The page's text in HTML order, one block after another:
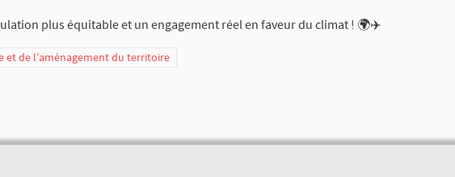
plus équitable et un engagement réel en faveur du climat ! 🌍✈️
de l’aménagement du territoire